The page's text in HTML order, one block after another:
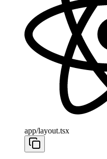
app/layout.tsx